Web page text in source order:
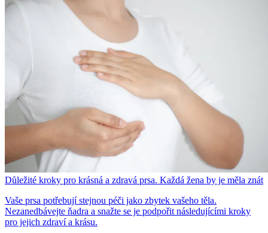
Důležité kroky pro krásná a zdravá prsa. Každá žena by je měla znát
Vaše prsa potřebují stejnou péči jako zbytek vašeho těla.
Nezanedbávejte ňadra a snažte se je podpořit následujícími kroky
pro jejich zdraví a krásu.